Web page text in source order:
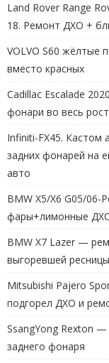
Land Rover Range
18. Ремонт ДХО +
VOLVO S60 жёлтые
вместо красных
Cadillac Escalade
фонари во весь рост
Infiniti-FX45. Кастом
задних фонарей на
авто
BMW X5/X6 G05/06-
фары+лимонные
BMW X7 Lazer —
выгоревшей
Mitsubishi Pajero
подгорел ДХО и
SsangYong Rexton
заднего фонаря